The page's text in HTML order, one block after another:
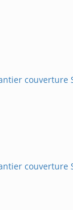
couverture
couverture